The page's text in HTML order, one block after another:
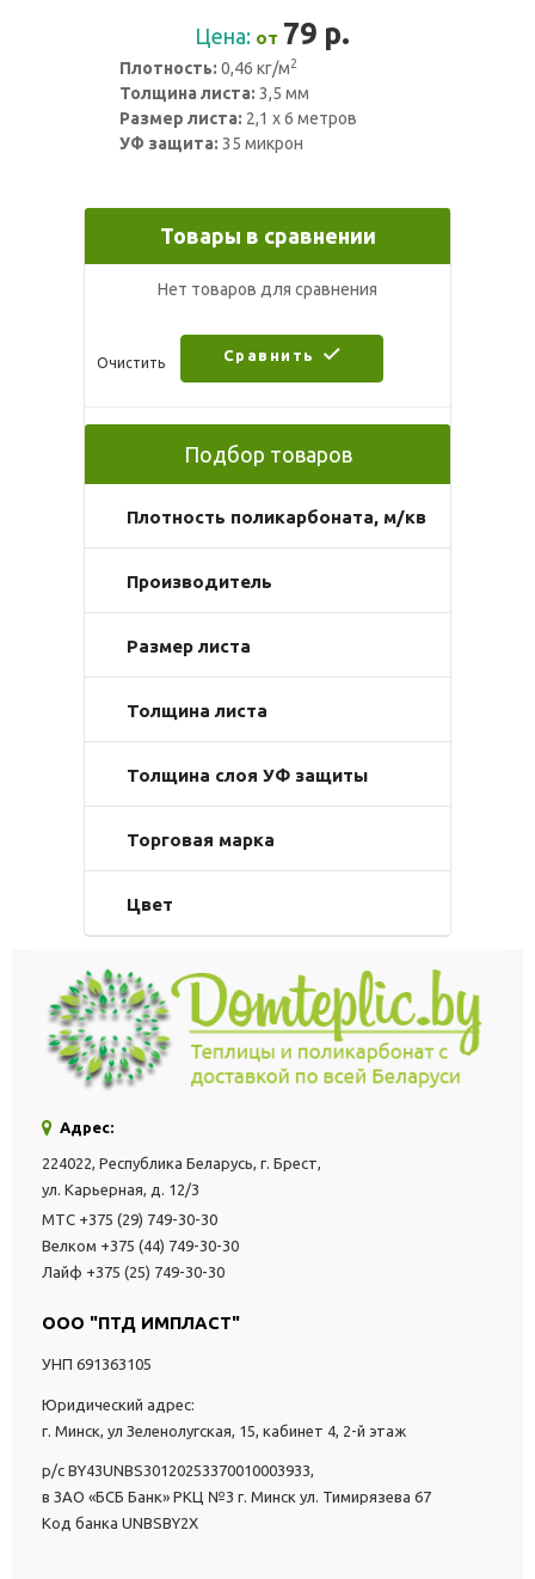
Цена: от 79 р.
Плотность: 0,46 кг/м2
Толщина листа: 3,5 мм
Размер листа: 2,1 х 6 метров
УФ защита: 35 микрон
Товары в сравнении
Нет товаров для сравнения
Очистить Сравнить
Подбор товаров
Плотность поликарбоната, м/кв
Производитель
Размер листа
Толщина листа
Толщина слоя УФ защиты
Торговая марка
Цвет
Адрес:
224022, Республика Беларусь, г. Брест,
ул. Карьерная, д. 12/3
МТС +375 (29) 749-30-30
Велком +375 (44) 749-30-30
Лайф +375 (25) 749-30-30
ООО "ПТД ИМПЛАСТ"
УНП 691363105
Юридический адрес:
г. Минск, ул Зеленолугская, 15, кабинет 4, 2-й этаж
р/с BY43UNBS30120253370010003933,
в ЗАО «БСБ Банк» РКЦ №3 г. Минск ул. Тимирязева 67
Код банка UNBSBY2X